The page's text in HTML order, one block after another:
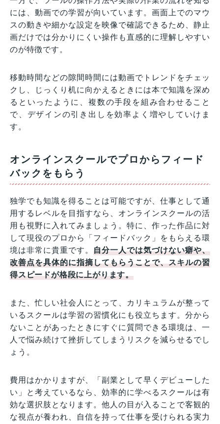
には、動画での学習が向いています。画面上でのマウ
スの動きや細かな設定を映像で確認できるため、静止
画だけでは分かりにくい操作も直感的に理解しやすい
のが特徴です。
移動時間などの隙間時間には動画でトレンドをチェッ
クし、じっくり机に向かえるときには本で知識を深め
るといったように、複数の手段を組み合わせること
で、デザインの引き出しを効率よく増やしていけま
す。
オンラインスクールでプロからフィード
バックをもらう
独学でも知識を得ることは可能ですが、仕事として通
用するレベルを目指すなら、オンラインスクールの活
用も視野に入れてみましょう。特に、作った作品に対
して現役のプロから「フィードバック」をもらえる環
境は非常に貴重です。自分一人では気づけない癖や、
改善点を具体的に指摘してもらうことで、スキルの習
得スピードが格段に上がります。
また、忙しい社会人にとって、カリキュラムが整って
いるスクールは学習の習慣化にも役立ちます。分から
ないことがあったときにすぐに質問できる環境は、一
人で悩み続けて挫折してしまうリスクを減らせるでし
ょう。
費用はかかりますが、「副業として早くデビューした
い」と考えているなら、効率的に学べるスクールは有
効な選択肢となります。他人の目が入ることで客観的
な視点が養われ、自信を持って仕事を受けられる実力